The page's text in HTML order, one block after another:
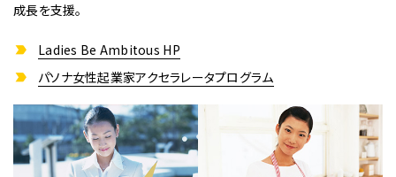
成長を支援。
Ladies Be Ambitous HP
パソナ女性起業家アクセラレータプログラム